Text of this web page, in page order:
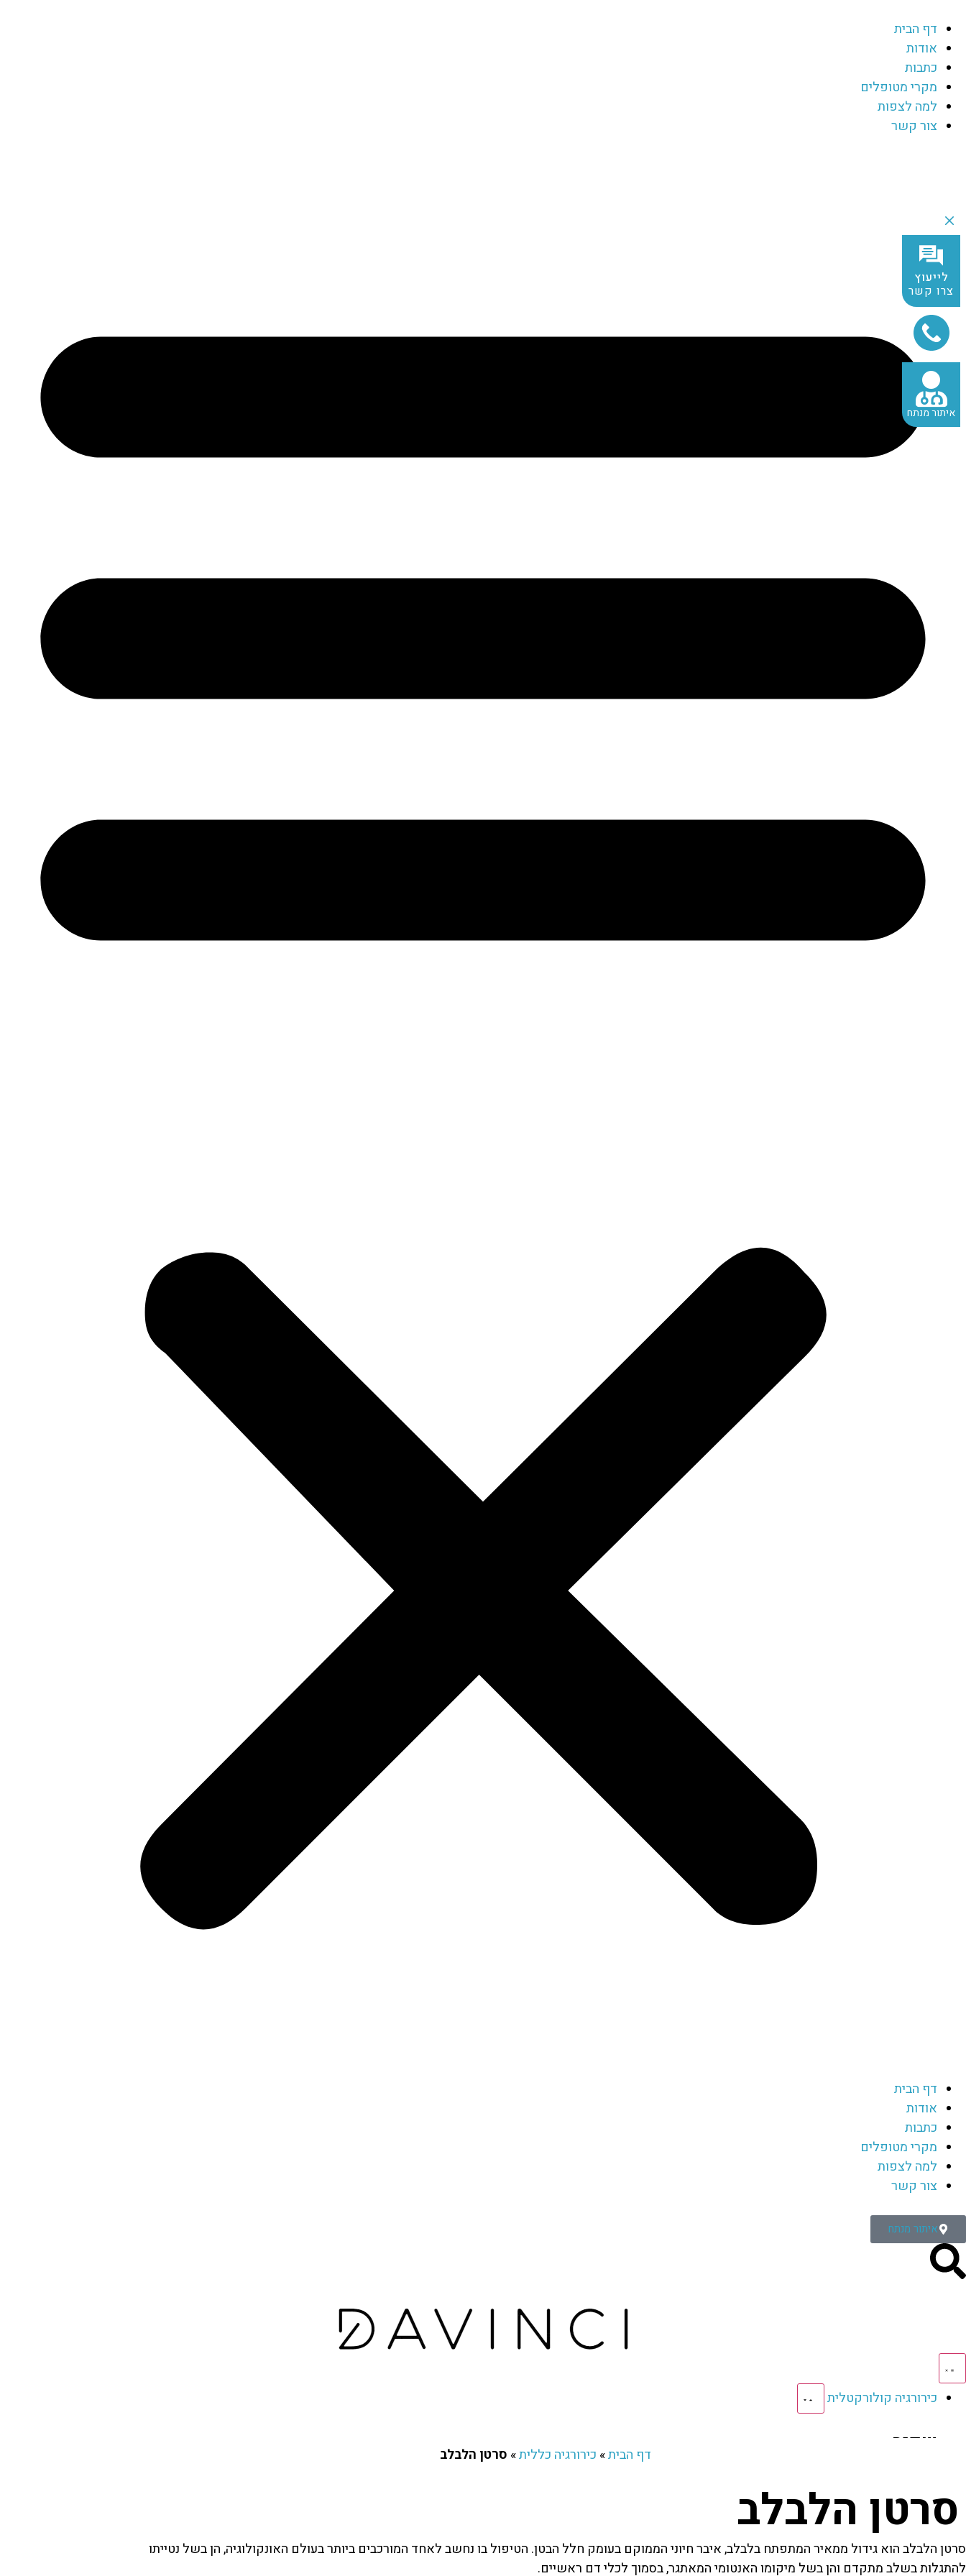
דף הבית
אודות
כתבות
מקרי מטופלים
למה לצפות
צור קשר
דף הבית
אודות
כתבות
מקרי מטופלים
למה לצפות
צור קשר
איתור מנתח
כירורגיה קולורקטלית
שפיר
צניחת רקטום
דיברטיקוליטיס
ממאיר
לייעוץ
צרו קשר
איתור מנתח
דף הבית» כירורגיה כללית» סרטן הלבלב
סרטן הלבלב
סרטן הלבלב הוא גידול ממאיר המתפתח בלבלב, איבר חיוני הממוקם בעומק חלל הבטן. הטיפול בו נחשב לאחד המורכבים ביותר בעולם האונקולוגיה, הן בשל נטייתו
להתגלות בשלב מתקדם והן בשל מיקומו האנטומי המאתגר, בסמוך לכלי דם ראשיים.